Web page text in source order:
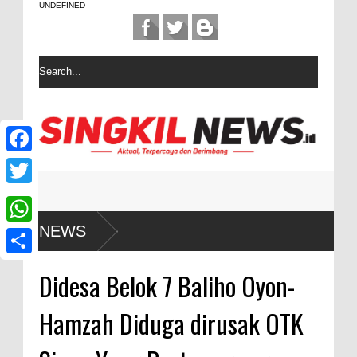
UNDEFINED
NEWS
Didesa Belok 7 Baliho Oyon-
Hamzah Diduga dirusak OTK
F
c
e
T
w
W
h